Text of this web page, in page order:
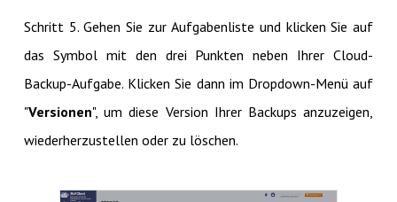
Schritt 5. Gehen Sie zur Aufgabenliste und klicken Sie auf
das Symbol mit den drei Punkten neben Ihrer Cloud-
Backup-Aufgabe. Klicken Sie dann im Dropdown-Menü auf
"Versionen", um diese Version Ihrer Backups anzuzeigen,
wiederherzustellen oder zu löschen.